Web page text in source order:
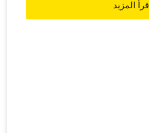
اقرأ المزيد